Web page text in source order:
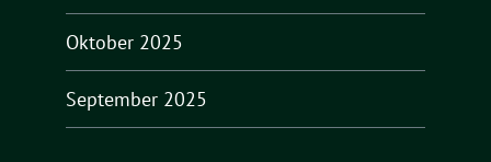
Oktober 2025
September 2025